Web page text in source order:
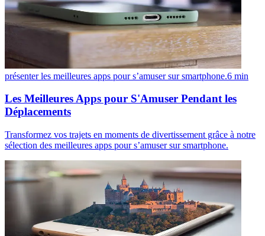
présenter les meilleures apps pour s’amuser sur smartphone.6 min
Les Meilleures Apps pour S'Amuser Pendant les
Déplacements
Transformez vos trajets en moments de divertissement grâce à notre
sélection des meilleures apps pour s’amuser sur smartphone.